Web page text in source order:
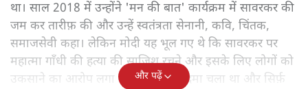
था। साल 2018 में उन्होंने 'मन की बात' कार्यक्रम में सावरकर की
जम कर तारीफ़ की और उन्हें स्वतंत्रता सेनानी, कवि, चिंतक,
समाजसेवी कहा। लेकिन मोदी यह भूल गए थे कि सावरकर पर
महात्मा गाँधी की हत्या की साजिश रचने और इसके लिए लोगों को
उकसाने का आरोप लगा था, उन पर मुक़दमा चला था और सिर्फ़
और पढ़ें